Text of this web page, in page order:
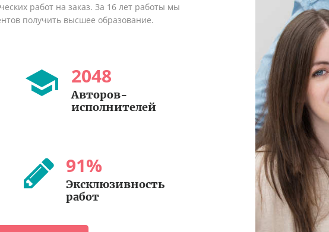
работ на заказ. За 16 лет работы мы
получить высшее образование.
2048
Авторов-
исполнителей
91%
Эксклюзивность
работ